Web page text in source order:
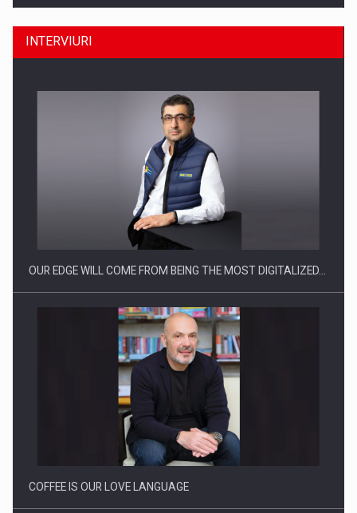
Producatorii si comerciantii care nu se supun noilor
Proteinmaxxing and the Future of Protein Demand
INTERVIURI
OUR EDGE WILL COME FROM BEING THE MOST DIGITALIZED…
COFFEE IS OUR LOVE LANGUAGE